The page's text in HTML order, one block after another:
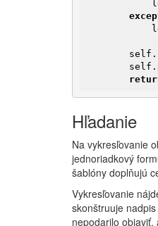
Hľadanie
Na vykresľovanie
jednoriadkový
šablóny doplňujú
Vykresľovanie
skonštruuje
nepodarilo